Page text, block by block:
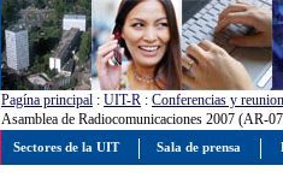
Pagína principal : UIT-R : Conferencias y
Asamblea de Radiocomunicaciones 2007 (AR-
Sectores de la UIT Sala de prensa